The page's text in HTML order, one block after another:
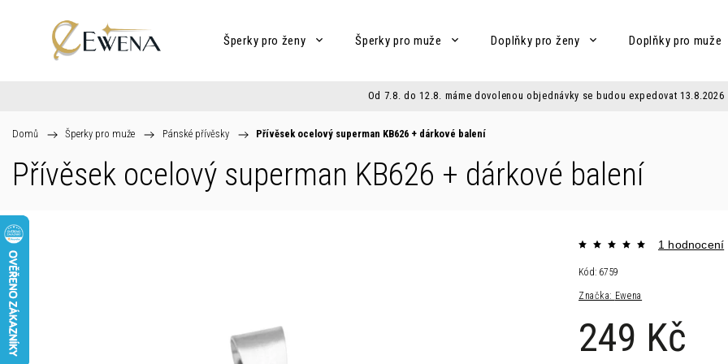
Šperky pro ženy Šperky pro muže Doplňky pro ženy Doplňky pro muže
Od 7.8. do 12.8. máme dovolenou objednávky se budou expedovat 13.8.2026
Domů / Šperky pro muže / Pánské přívěsky / Přívěsek ocelový superman KB626 + dárkové balení
Přívěsek ocelový superman KB626 + dárkové balení
Značka: Ewena
1 hodnocení
249 Kč
Kód: 6759